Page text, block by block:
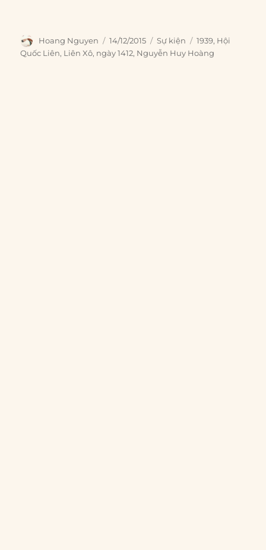
Author
Hoang Nguyen
Posted
on
14/12/2015 Categories
Sự kiện Tags
1939, Hội
Quốc Liên, Liên Xô, ngày 1412, Nguyễn Huy Hoàng